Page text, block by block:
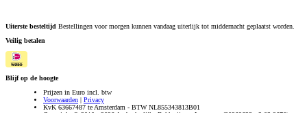
Uiterste besteltijd Bestellingen voor morgen kunnen vandaag uiterlijk tot middernacht geplaatst worden.
Veilig betalen
Blijf op de hoogte
Prijzen in Euro incl. btw
Voorwaarden | Privacy
KvK 63667487 te Amsterdam - BTW NL855343813B01